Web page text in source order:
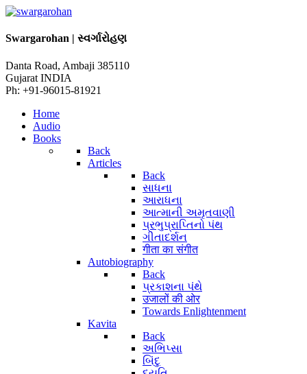
Swargarohan | સ્વર્ગારોહણ
Danta Road, Ambaji 385110
Gujarat INDIA
Ph: +91-96015-81921
Home
Audio
Books
Back
Articles
Back
સાધના
આરાધના
આત્માની અમૃતવાણી
પ્રભુપ્રાપ્તિનો પંથ
ગીતાદર્શન
गीता का संगीत
Autobiography
Back
પ્રકાશના પંથે
उजालों की ओर
Towards Enlightenment
Kavita
Back
અભિપ્સા
બિંદુ